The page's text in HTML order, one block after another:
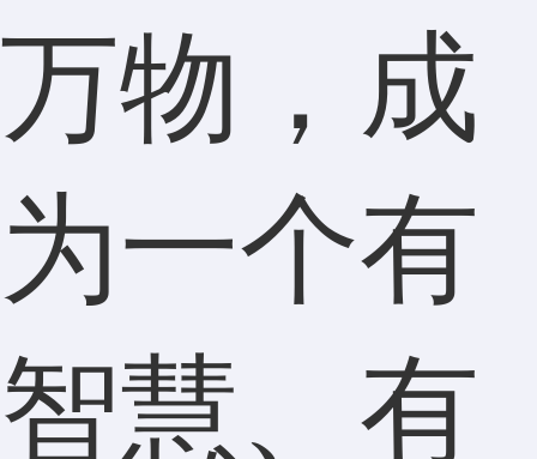
万物，成
为一个有
智慧、有